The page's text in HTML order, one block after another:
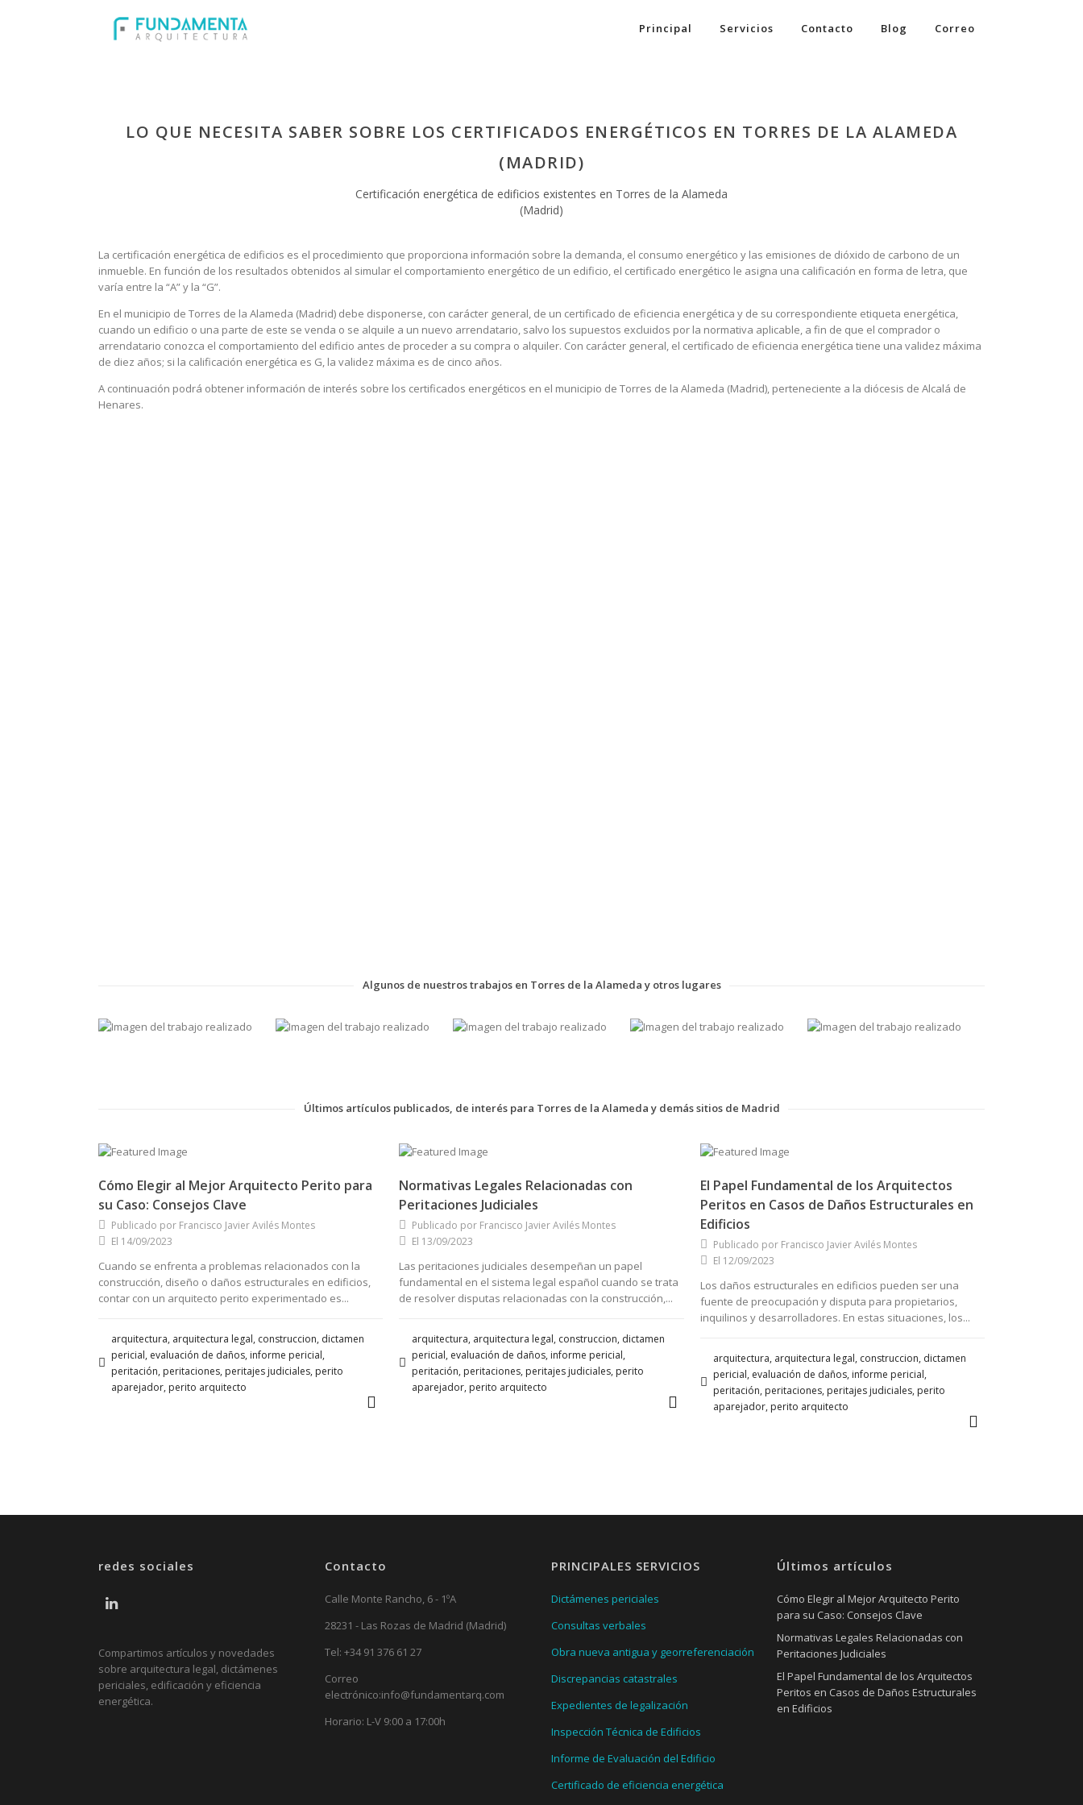
Principal Servicios Contacto Blog Correo
LO QUE NECESITA SABER SOBRE LOS CERTIFICADOS ENERGÉTICOS EN TORRES DE LA ALAMEDA
(MADRID)
Certificación energética de edificios existentes en Torres de la Alameda
(Madrid)
La certificación energética de edificios es el procedimiento que proporciona información sobre la demanda, el consumo energético y las emisiones de dióxido de carbono de un
inmueble. En función de los resultados obtenidos al simular el comportamiento energético de un edificio, el certificado energético le asigna una calificación en forma de letra, que
varía entre la “A” y la “G”.
En el municipio de Torres de la Alameda (Madrid) debe disponerse, con carácter general, de un certificado de eficiencia energética y de su correspondiente etiqueta energética,
cuando un edificio o una parte de este se venda o se alquile a un nuevo arrendatario, salvo los supuestos excluidos por la normativa aplicable, a fin de que el comprador o
arrendatario conozca el comportamiento del edificio antes de proceder a su compra o alquiler. Con carácter general, el certificado de eficiencia energética tiene una validez máxima
de diez años; si la calificación energética es G, la validez máxima es de cinco años.
A continuación podrá obtener información de interés sobre los certificados energéticos en el municipio de Torres de la Alameda (Madrid), perteneciente a la diócesis de Alcalá de
Henares.
Algunos de nuestros trabajos en Torres de la Alameda y otros lugares
Últimos artículos publicados, de interés para Torres de la Alameda y demás sitios de Madrid
Cómo Elegir al Mejor Arquitecto Perito para
su Caso: Consejos Clave
Publicado por Francisco Javier Avilés Montes
El 14/09/2023
Cuando se enfrenta a problemas relacionados con la
construcción, diseño o daños estructurales en edificios,
contar con un arquitecto perito experimentado es...
arquitectura, arquitectura legal, construccion, dictamen
pericial, evaluación de daños, informe pericial,
peritación, peritaciones, peritajes judiciales, perito
aparejador, perito arquitecto
Normativas Legales Relacionadas con
Peritaciones Judiciales
Publicado por Francisco Javier Avilés Montes
El 13/09/2023
Las peritaciones judiciales desempeñan un papel
fundamental en el sistema legal español cuando se trata
de resolver disputas relacionadas con la construcción,...
arquitectura, arquitectura legal, construccion, dictamen
pericial, evaluación de daños, informe pericial,
peritación, peritaciones, peritajes judiciales, perito
aparejador, perito arquitecto
El Papel Fundamental de los Arquitectos
Peritos en Casos de Daños Estructurales en
Edificios
Publicado por Francisco Javier Avilés Montes
El 12/09/2023
Los daños estructurales en edificios pueden ser una
fuente de preocupación y disputa para propietarios,
inquilinos y desarrolladores. En estas situaciones, los...
arquitectura, arquitectura legal, construccion, dictamen
pericial, evaluación de daños, informe pericial,
peritación, peritaciones, peritajes judiciales, perito
aparejador, perito arquitecto
redes sociales
Compartimos artículos y novedades
sobre arquitectura legal, dictámenes
periciales, edificación y eficiencia
energética.
Contacto
Calle Monte Rancho, 6 - 1ºA
28231 - Las Rozas de Madrid (Madrid)
Tel: +34 91 376 61 27
Correo
electrónico:info@fundamentarq.com
Horario: L-V 9:00 a 17:00h
PRINCIPALES SERVICIOS
Dictámenes periciales
Consultas verbales
Obra nueva antigua y georreferenciación
Discrepancias catastrales
Expedientes de legalización
Inspección Técnica de Edificios
Informe de Evaluación del Edificio
Certificado de eficiencia energética
Últimos artículos
Cómo Elegir al Mejor Arquitecto Perito
para su Caso: Consejos Clave
Normativas Legales Relacionadas con
Peritaciones Judiciales
El Papel Fundamental de los Arquitectos
Peritos en Casos de Daños Estructurales
en Edificios